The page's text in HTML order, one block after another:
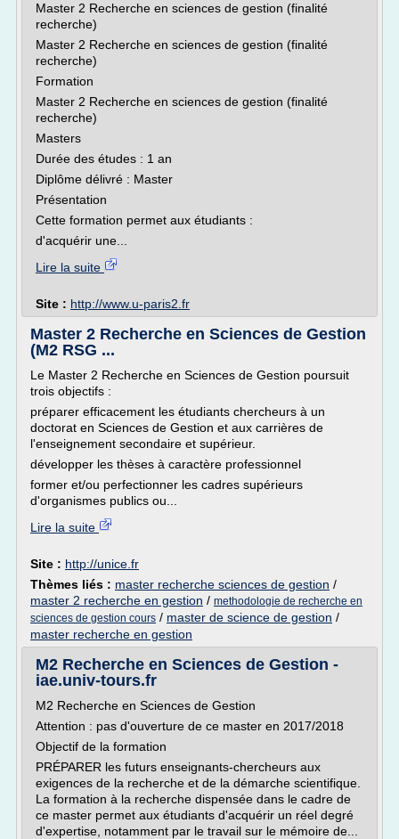
Master 2 Recherche en sciences de gestion (finalité
recherche)
Master 2 Recherche en sciences de gestion (finalité
recherche)
Formation
Master 2 Recherche en sciences de gestion (finalité
recherche)
Masters
Durée des études : 1 an
Diplôme délivré : Master
Présentation
Cette formation permet aux étudiants :
d'acquérir une...
Lire la suite
Site : http://www.u-paris2.fr
Master 2 Recherche en Sciences de Gestion
(M2 RSG ...
Le Master 2 Recherche en Sciences de Gestion poursuit
trois objectifs :
préparer efficacement les étudiants chercheurs à un
doctorat en Sciences de Gestion et aux carrières de
l'enseignement secondaire et supérieur.
développer les thèses à caractère professionnel
former et/ou perfectionner les cadres supérieurs
d'organismes publics ou...
Lire la suite
Site : http://unice.fr
Thèmes liés : master recherche sciences de gestion /
master 2 recherche en gestion / methodologie de recherche en
sciences de gestion cours / master de science de gestion /
master recherche en gestion
M2 Recherche en Sciences de Gestion -
iae.univ-tours.fr
M2 Recherche en Sciences de Gestion
Attention : pas d'ouverture de ce master en 2017/2018
Objectif de la formation
PRÉPARER les futurs enseignants-chercheurs aux
exigences de la recherche et de la démarche scientifique.
La formation à la recherche dispensée dans le cadre de
ce master permet aux étudiants d'acquérir un réel degré
d'expertise, notamment par le travail sur le mémoire de...